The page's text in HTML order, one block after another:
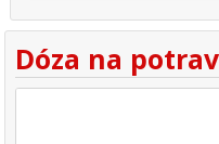
Dóza na